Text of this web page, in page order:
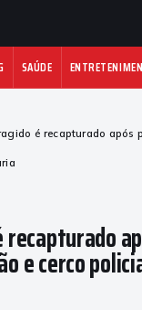
SAÚDE
é recapturado após
recapturado
e cerco